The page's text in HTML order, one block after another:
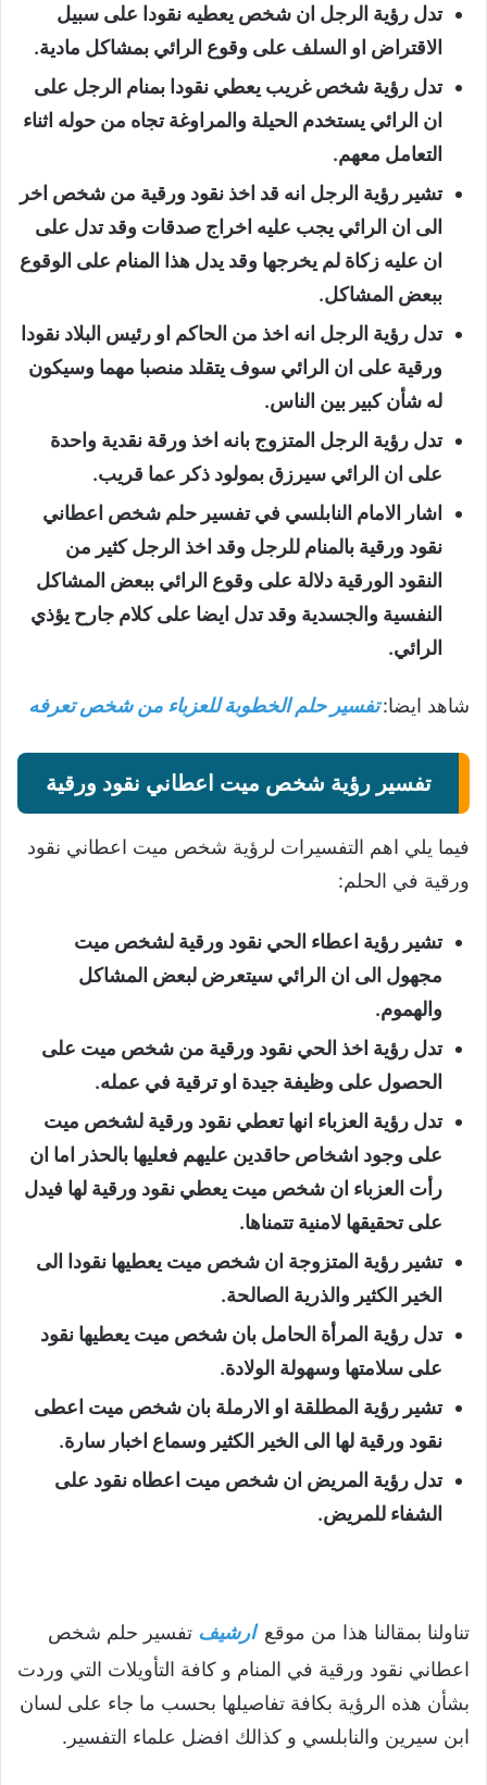
تدل رؤية الرجل ان شخص يعطيه نقودا على سبيل
الاقتراض او السلف على وقوع الرائي بمشاكل مادية.
تدل رؤية شخص غريب يعطي نقودا بمنام الرجل على
ان الرائي يستخدم الحيلة والمراوغة تجاه من حوله اثناء
التعامل معهم.
تشير رؤية الرجل انه قد اخذ نقود ورقية من شخص اخر
الى ان الرائي يجب عليه اخراج صدقات وقد تدل على
ان عليه زكاة لم يخرجها وقد يدل هذا المنام على الوقوع
ببعض المشاكل.
تدل رؤية الرجل انه اخذ من الحاكم او رئيس البلاد نقودا
ورقية على ان الرائي سوف يتقلد منصبا مهما وسيكون
له شأن كبير بين الناس.
تدل رؤية الرجل المتزوج بانه اخذ ورقة نقدية واحدة
على ان الرائي سيرزق بمولود ذكر عما قريب.
اشار الامام النابلسي في تفسير حلم شخص اعطاني
نقود ورقية بالمنام للرجل وقد اخذ الرجل كثير من
النقود الورقية دلالة على وقوع الرائي ببعض المشاكل
النفسية والجسدية وقد تدل ايضا على كلام جارح يؤذي
الرائي.
شاهد ايضا:تفسير حلم الخطوبة للعزباء من شخص تعرفه
تفسير رؤية شخص ميت اعطاني نقود ورقية
فيما يلي اهم التفسيرات لرؤية شخص ميت اعطاني نقود
ورقية في الحلم:
تشير رؤية اعطاء الحي نقود ورقية لشخص ميت
مجهول الى ان الرائي سيتعرض لبعض المشاكل
والهموم.
تدل رؤية اخذ الحي نقود ورقية من شخص ميت على
الحصول على وظيفة جيدة او ترقية في عمله.
تدل رؤية العزباء انها تعطي نقود ورقية لشخص ميت
على وجود اشخاص حاقدين عليهم فعليها بالحذر اما ان
رأت العزباء ان شخص ميت يعطي نقود ورقية لها فيدل
على تحقيقها لامنية تتمناها.
تشير رؤية المتزوجة ان شخص ميت يعطيها نقودا الى
الخير الكثير والذرية الصالحة.
تدل رؤية المرأة الحامل بان شخص ميت يعطيها نقود
على سلامتها وسهولة الولادة.
تشير رؤية المطلقة او الارملة بان شخص ميت اعطى
نقود ورقية لها الى الخير الكثير وسماع اخبار سارة.
تدل رؤية المريض ان شخص ميت اعطاه نقود على
الشفاء للمريض.
تناولنا بمقالنا هذا من موقع ارشيف تفسير حلم شخص
اعطاني نقود ورقية في المنام و كافة التأويلات التي وردت
بشأن هذه الرؤية بكافة تفاصيلها بحسب ما جاء على لسان
ابن سيرين والنابلسي و كذالك افضل علماء التفسير.